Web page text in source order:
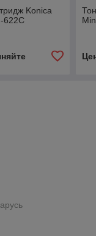
Konica
622C